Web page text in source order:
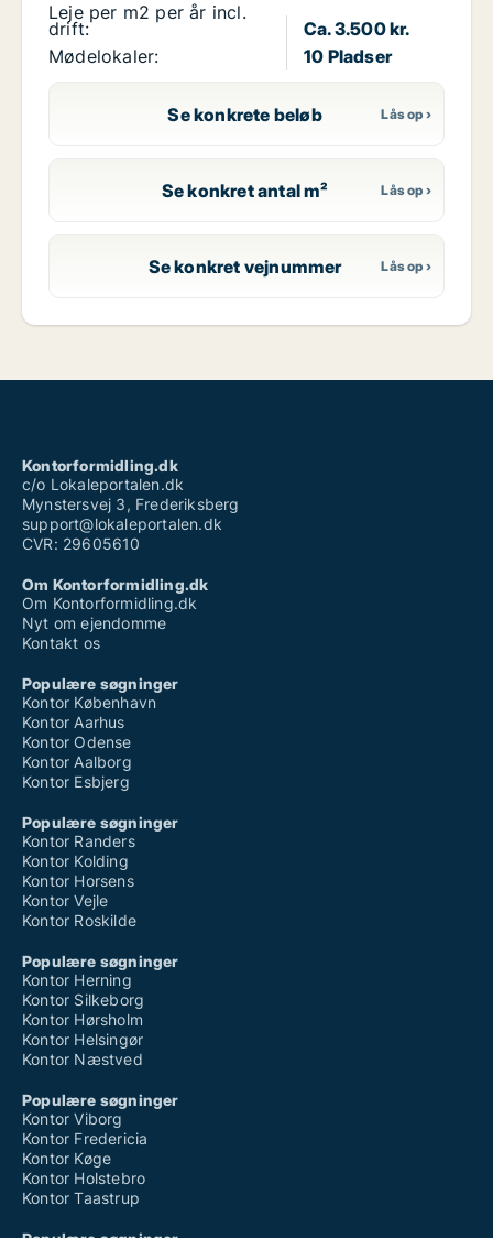
Leje per m2 per år incl.
drift:
Ca. 3.500 kr.
Mødelokaler:
10 Pladser
Se konkrete beløb
Se konkret antal m²
Se konkret vejnummer
Kontorformidling.dk
c/o Lokaleportalen.dk
Mynstersvej 3, Frederiksberg
support@lokaleportalen.dk
CVR: 29605610
Om Kontorformidling.dk
Om Kontorformidling.dk
Nyt om ejendomme
Kontakt os
Populære søgninger
Kontor København
Kontor Aarhus
Kontor Odense
Kontor Aalborg
Kontor Esbjerg
Populære søgninger
Kontor Randers
Kontor Kolding
Kontor Horsens
Kontor Vejle
Kontor Roskilde
Populære søgninger
Kontor Herning
Kontor Silkeborg
Kontor Hørsholm
Kontor Helsingør
Kontor Næstved
Populære søgninger
Kontor Viborg
Kontor Fredericia
Kontor Køge
Kontor Holstebro
Kontor Taastrup